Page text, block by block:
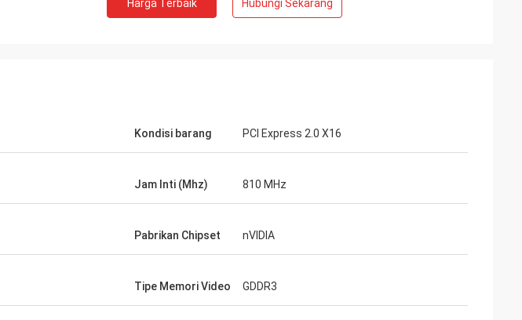
Harga Terbaik Hubungi Sekarang
Kondisi barang PCI Express 2.0 X16
Jam Inti (Mhz) 810 MHz
Pabrikan Chipset nVIDIA
Tipe Memori Video GDDR3